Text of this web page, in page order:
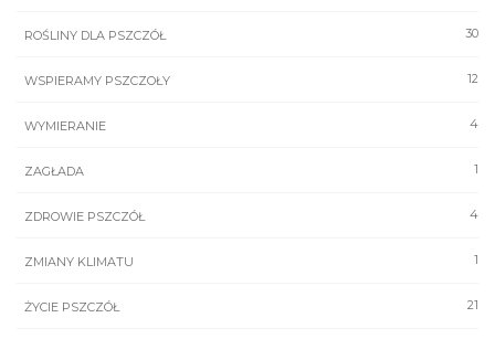
30
ROŚLINY DLA PSZCZÓŁ
12
WSPIERAMY PSZCZOŁY
4
WYMIERANIE
1
ZAGŁADA
4
ZDROWIE PSZCZÓŁ
1
ZMIANY KLIMATU
21
ŻYCIE PSZCZÓŁ